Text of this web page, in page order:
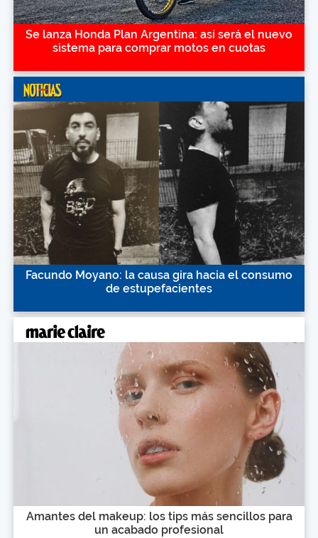
Se lanza Honda Plan Argentina: así será el nuevo
sistema para comprar motos en cuotas
Facundo Moyano: la causa gira hacia el consumo
de estupefacientes
Amantes del makeup: los tips más sencillos para
un acabado profesional